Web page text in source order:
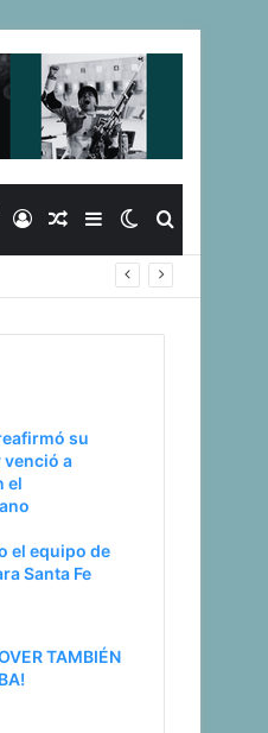
Buscar
Switch
skin
Barra
Lateral
Artículo
Aleatorio
Iniciar
su
venció a
el
el equipo de
Santa Fe
TAMBIÉN